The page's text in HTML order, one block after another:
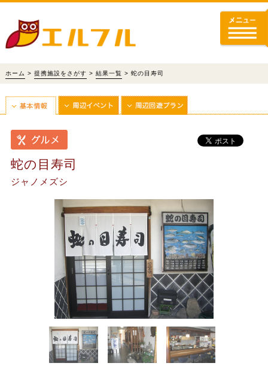
ホーム > 提携施設をさがす > 結果一覧 > 蛇の目寿司
蛇の目寿司
ジャノメズシ